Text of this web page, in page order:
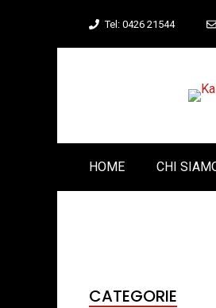
Tel: 0426 21544
HOME CHI
CATEGORIE